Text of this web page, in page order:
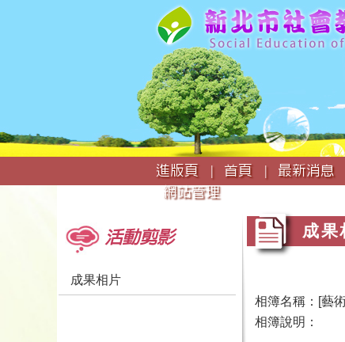
:::
進版頁 |
首頁 | 最新消息
網站管理
活動剪影
成果相片
成果
相簿名稱：[藝
相簿說明：